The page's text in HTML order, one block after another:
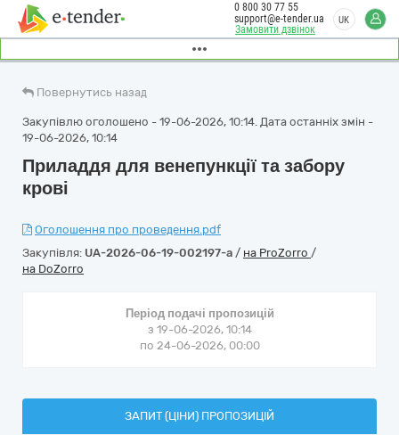
Замовити дзвінок
0 800 30 77 55
support@e-tender.ua
UK
Повернутись назад
Закупівлю оголошено - 19-06-2026, 10:14. Дата останніх змін -
19-06-2026, 10:14
Приладдя для венепункції та забору
крові
Оголошення про проведення.pdf
Закупівля: UA-2026-06-19-002197-a / на ProZorro /
на DoZorro
Період подачі пропозицій
з 19-06-2026, 10:14
по 24-06-2026, 00:00
ЗАПИТ (ЦІНИ) ПРОПОЗИЦІЙ